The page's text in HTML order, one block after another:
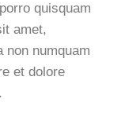
quisquam
amet,
non numquam
et dolore